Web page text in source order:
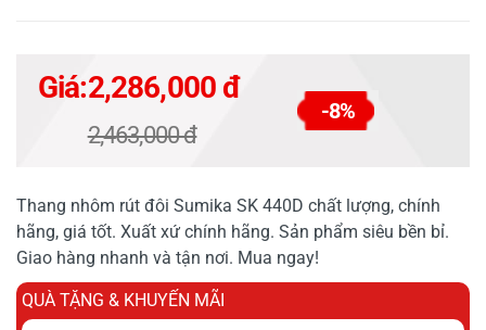
Giá:2,286,000 đ
2,463,000 đ
-8%
Thang nhôm rút đôi Sumika SK 440D chất lượng, chính
hãng, giá tốt. Xuất xứ chính hãng. Sản phẩm siêu bền bỉ.
Giao hàng nhanh và tận nơi. Mua ngay!
QUÀ TẶNG & KHUYẾN MÃI